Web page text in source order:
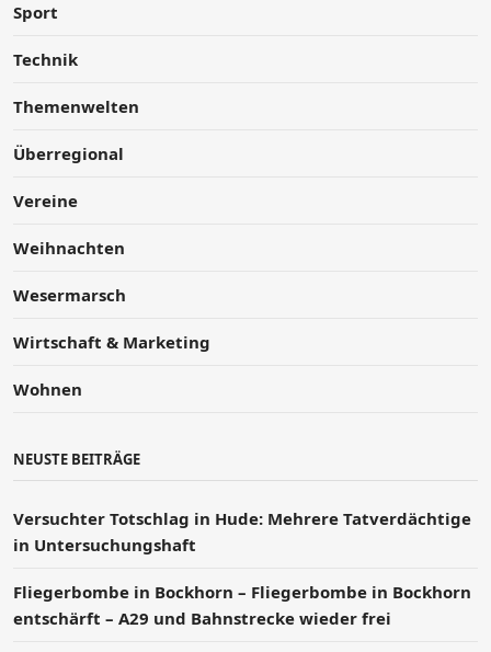
Sport
Technik
Themenwelten
Überregional
Vereine
Weihnachten
Wesermarsch
Wirtschaft & Marketing
Wohnen
NEUSTE BEITRÄGE
Versucht­er Totschlag in Hude: Mehrere Tatverdächtige
in Untersuchungshaft
Fliegerbombe in Bockhorn – Fliegerbombe in Bockhorn
entschärft – A29 und Bahnstrecke wieder frei